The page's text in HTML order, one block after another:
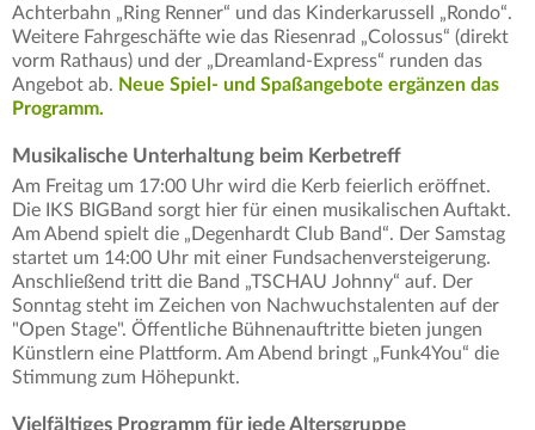
Achterbahn „Ring Renner“ und das Kinderkarussell „Rondo“.
Weitere Fahrgeschäfte wie das Riesenrad „Colossus“ (direkt
vorm Rathaus) und der „Dreamland-Express“ runden das
Angebot ab. Neue Spiel- und Spaßangebote ergänzen das
Programm.
Musikalische Unterhaltung beim Kerbetreff
Am Freitag um 17:00 Uhr wird die Kerb feierlich eröffnet.
Die IKS BIGBand sorgt hier für einen musikalischen Auftakt.
Am Abend spielt die „Degenhardt Club Band“. Der Samstag
startet um 14:00 Uhr mit einer Fundsachenversteigerung.
Anschließend tritt die Band „TSCHAU Johnny“ auf. Der
Sonntag steht im Zeichen von Nachwuchstalenten auf der
"Open Stage". Öffentliche Bühnenauftritte bieten jungen
Künstlern eine Plattform. Am Abend bringt „Funk4You“ die
Stimmung zum Höhepunkt.
Vielfältiges Programm für jede Altersgruppe